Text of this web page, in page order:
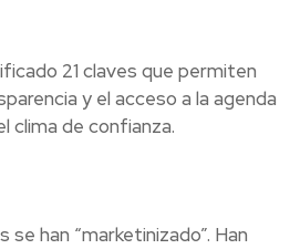
21 claves que permiten
y el acceso a la agenda
clima de confianza.
han “marketinizado”. Han